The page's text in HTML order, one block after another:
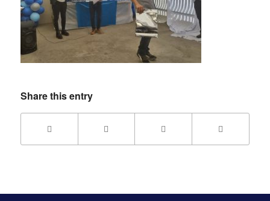
Share this entry